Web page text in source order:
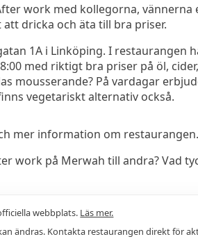
work med kollegorna, vännerna
dricka och äta till bra priser.
1A i Linköping. I restaurangen
med riktigt bra priser på öl,
mousserande? På vardagar
vegetariskt alternativ också.
mer information om
work på Merwah till andra? Vad
webbplats. Läs mer.
ändras. Kontakta restaurangen direkt för